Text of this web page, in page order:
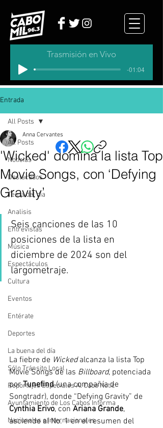
Trasmisión en Vivo
-01:04
Entrada
All Posts
Noticias
Destacados
Tema del dia
Analisis
Entrevistas
Música
Espectáculos
Cultura
Eventos
Entérate
Deportes
La buena del día
Sólo Tránsito Local
Reportajes Especiales Al Cabo Notic
Ayuntamiento de Los Cabos Informa
Nacionales e Internacionales
All Posts
'Wicked' domina la lista Top
Movie Songs, con ‘Defying
Gravity’
Anna Cervantes
Seis canciones de las 10
posiciones de la lista en
diciembre de 2024 son del
largometraje.
La fiebre de Wicked alcanza la lista Top
Movie Songs de las Billboard, potenciada
por Tunefind (una compañía de
Songtradr), donde “Defying Gravity” de
Cynthia Erivo, con Ariana Grande,
asciende al No. 1 en el resumen del